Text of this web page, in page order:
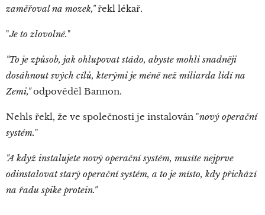
zaměřoval na mozek,"řekl lékař.
"Je to zlovolné."
"To je způsob, jak ohlupovat stádo, abyste mohli snadněji
dosáhnout svých cílů, kterými je méně než miliarda lidí na
Zemi,"odpověděl Bannon.
Nehls řekl, že ve společnosti je instalován "nový operační
systém."
"A když instalujete nový operační systém, musíte nejprve
odinstalovat starý operační systém, a to je místo, kdy přichází
na řadu spike protein."